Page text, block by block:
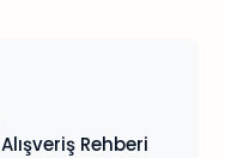
Alışveriş Rehberi